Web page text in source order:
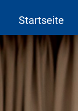
Startseite